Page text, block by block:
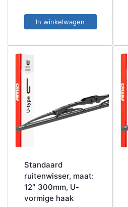
In winkelwagen
Standaard
ruitenwisser, maat:
12″ 300mm, U-
vormige haak